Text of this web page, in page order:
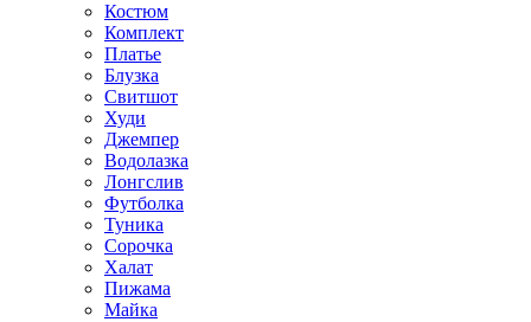
Костюм
Комплект
Платье
Блузка
Свитшот
Худи
Джемпер
Водолазка
Лонгслив
Футболка
Туника
Сорочка
Халат
Пижама
Майка